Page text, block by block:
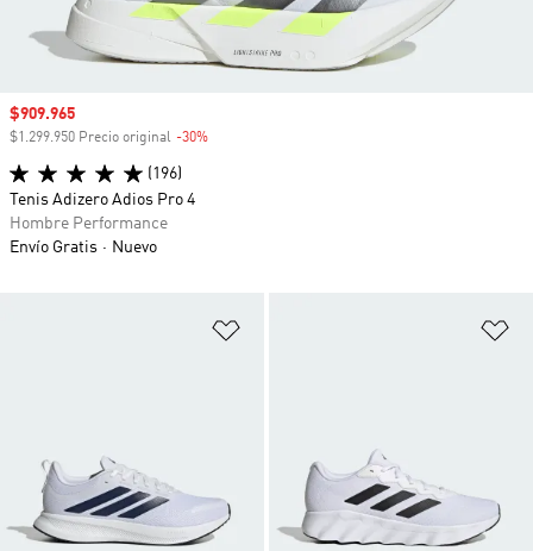
Precio de venta
$909.965
$1.299.950 Precio original -30%
(196)
Tenis Adizero Adios Pro 4
Hombre Performance
Envío Gratis
Nuevo